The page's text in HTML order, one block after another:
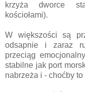
krzyża dworce
kościołami).
W większości są
odsapnie i zaraz
przeciąg
stabilne jak port
nabrzeża i - choćby